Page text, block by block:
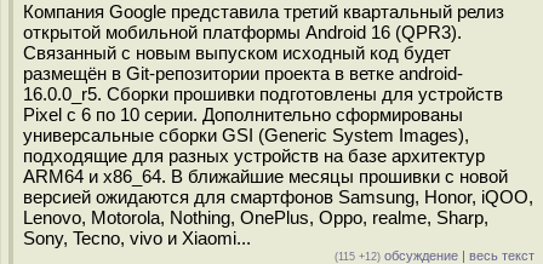
Компания Google представила третий квартальный релиз
открытой мобильной платформы Android 16 (QPR3).
Связанный с новым выпуском исходный код будет
размещён в Git-репозитории проекта в ветке android-
16.0.0_r5. Сборки прошивки подготовлены для устройств
Pixel с 6 по 10 серии. Дополнительно сформированы
универсальные сборки GSI (Generic System Images),
подходящие для разных устройств на базе архитектур
ARM64 и x86_64. В ближайшие месяцы прошивки с новой
версией ожидаются для смартфонов Samsung, Honor, iQOO,
Lenovo, Motorola, Nothing, OnePlus, Oppo, realme, Sharp,
Sony, Tecno, vivo и Xiaomi...
(115 +12) обсуждение | весь текст